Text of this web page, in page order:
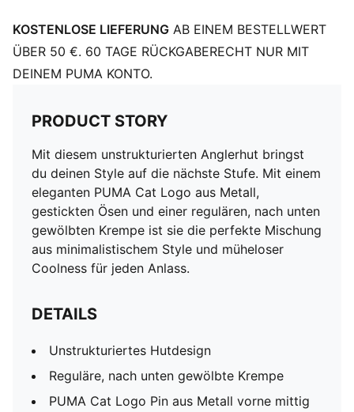
KOSTENLOSE LIEFERUNG AB EINEM BESTELLWERT
ÜBER 50 €. 60 TAGE RÜCKGABERECHT NUR MIT
DEINEM PUMA KONTO.
PRODUCT STORY
Mit diesem unstrukturierten Anglerhut bringst
du deinen Style auf die nächste Stufe. Mit einem
eleganten PUMA Cat Logo aus Metall,
gestickten Ösen und einer regulären, nach unten
gewölbten Krempe ist sie die perfekte Mischung
aus minimalistischem Style und müheloser
Coolness für jeden Anlass.
DETAILS
Unstrukturiertes Hutdesign
Reguläre, nach unten gewölbte Krempe
PUMA Cat Logo Pin aus Metall vorne mittig